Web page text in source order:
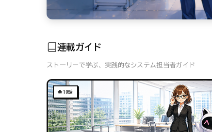
連載ガイド
ストーリーで学ぶ、実践的なシステム担当者ガイド
全10話